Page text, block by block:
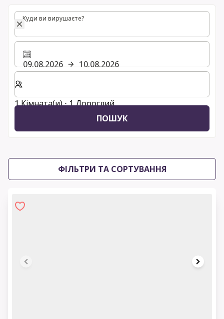
Куди ви вирушаєте?
Куди ви вирушаєте?
09.08.2026
10.08.2026
Виберіть кількість кімнат та гостей для вашого
1 Кімната(и) ⋅ 1 Дорослий
ПОШУК
ФІЛЬТРИ ТА СОРТУВАННЯ